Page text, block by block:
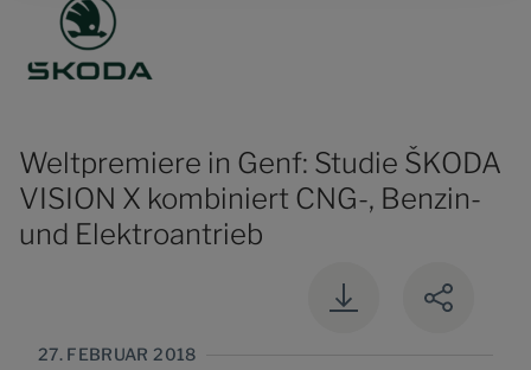
Weltpremiere in Genf: Studie ŠKODA
VISION X kombiniert CNG-, Benzin-
und Elektroantrieb
27. FEBRUAR 2018